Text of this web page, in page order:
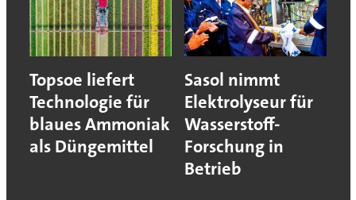
Topsoe liefert
Technologie für
blaues Ammoniak
als Düngemittel
Sasol nimmt
Elektrolyseur für
Wasserstoff-
Forschung in
Betrieb